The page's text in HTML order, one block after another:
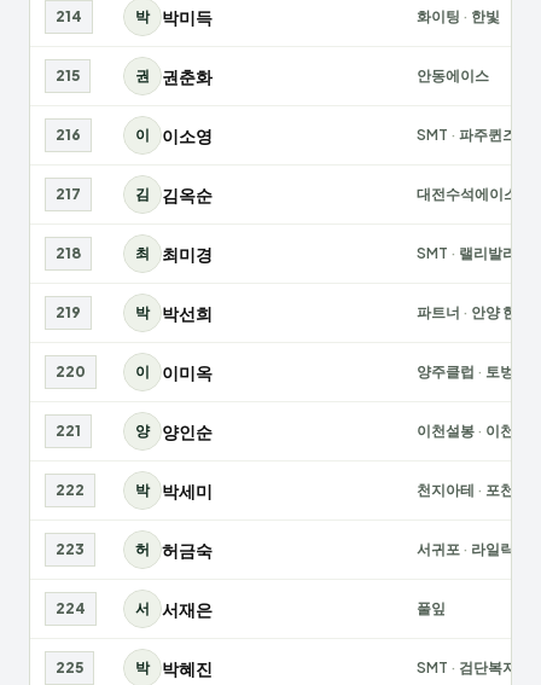
214 박 박미득 화이팅 · 한빛
215 권 권춘화 안동에이스
216 이 이소영 SMT · 파주퀸즈
217 김 김옥순 대전수석에이스
218 최 최미경 SMT · 랠리발리팀
219 박 박선희 파트너 · 안양 한솔
220 이 이미옥 양주클럽 · 토벙
221 양 양인순 이천설봉 · 이천여
222 박 박세미 천지아테 · 포천여
223 허 허금숙 서귀포 · 라일락
224 서 서재은 풀잎
225 박 박혜진 SMT · 검단복지